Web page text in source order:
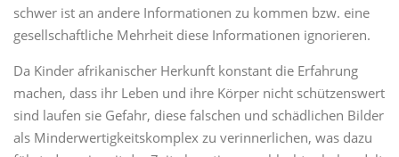
schwer ist an andere Informationen zu kommen bzw. eine
gesellschaftliche Mehrheit diese Informationen ignorieren.
Da Kinder afrikanischer Herkunft konstant die Erfahrung
machen, dass ihr Leben und ihre Körper nicht schützenswert
sind laufen sie Gefahr, diese falschen und schädlichen Bilder
als Minderwertigkeitskomplex zu verinnerlichen, was dazu